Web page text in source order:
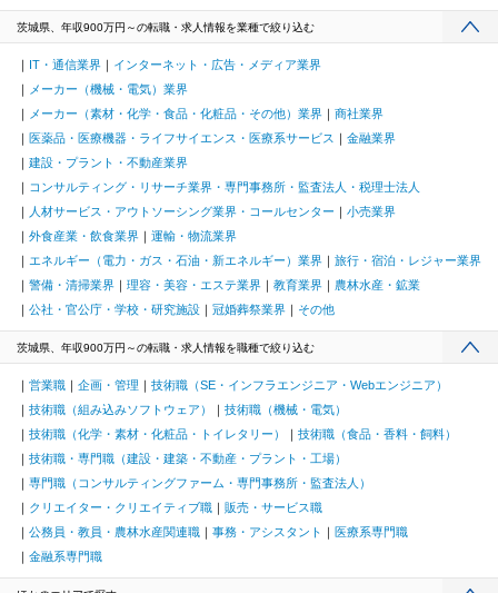
茨城県、年収900万円～の転職・求人情報を業種で絞り込む
IT・通信業界
インターネット・広告・メディア業界
メーカー（機械・電気）業界
メーカー（素材・化学・食品・化粧品・その他）業界
商社業界
医薬品・医療機器・ライフサイエンス・医療系サービス
金融業界
建設・プラント・不動産業界
コンサルティング・リサーチ業界・専門事務所・監査法人・税理士法人
人材サービス・アウトソーシング業界・コールセンター
小売業界
外食産業・飲食業界
運輸・物流業界
エネルギー（電力・ガス・石油・新エネルギー）業界
旅行・宿泊・レジャー業界
警備・清掃業界
理容・美容・エステ業界 教育業界
農林水産・鉱業
公社・官公庁・学校・研究施設
冠婚葬祭業界 その他
茨城県、年収900万円～の転職・求人情報を職種で絞り込む
営業職 企画・管理
技術職（SE・インフラエンジニア・Webエンジニア）
技術職（組み込みソフトウェア）
技術職（機械・電気）
技術職（化学・素材・化粧品・トイレタリー）
技術職（食品・香料・飼料）
技術職・専門職（建設・建築・不動産・プラント・工場）
専門職（コンサルティングファーム・専門事務所・監査法人）
クリエイター・クリエイティブ職
販売・サービス職
公務員・教員・農林水産関連職
事務・アシスタント
医療系専門職
金融系専門職